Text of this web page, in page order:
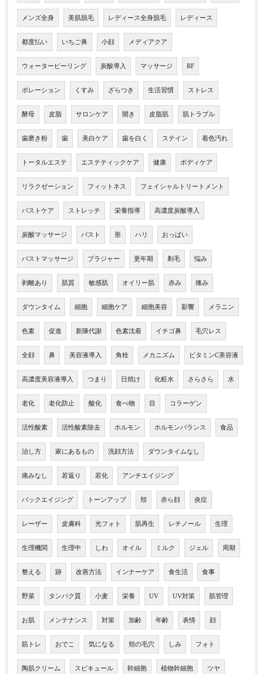
メンズ全身 美肌脱毛 レディース全身脱毛 レディース
都度払い いちご鼻 小顔 メディアクア
ウォーターピーリング 炭酸導入 マッサージ RF
ポレーション くすみ ざらつき 生活習慣 ストレス
酵母 皮脂 サロンケア 開き 皮脂肌 肌トラブル
歯磨き粉 歯 美白ケア 歯を白く ステイン 着色汚れ
トータルエステ エステティックケア 健康 ボディケア
リラクゼーション フィットネス フェイシャルトリートメント
バストケア ストレッチ 栄養指導 高濃度炭酸導入
炭酸マッサージ バスト 形 ハリ おっぱい
バストマッサージ ブラジャー 更年期 剃毛 悩み
剥離あり 肌質 敏感肌 オイリー肌 赤み 痛み
ダウンタイム 細胞 細胞ケア 細胞美容 影響 メラニン
色素 促進 新陳代謝 色素沈着 イチゴ鼻 毛穴レス
全顔 鼻 美容液導入 角栓 メカニズム ビタミンC美容液
高濃度美容液導入 つまり 日焼け 化粧水 さらさら 水
老化 老化防止 酸化 食べ物 目 コラーゲン
活性酸素 活性酸素除去 ホルモン ホルモンバランス 食品
治し方 家にあるもの 洗顔方法 ダウンタイムなし
痛みなし 若返り 若化 アンチエイジング
バックエイジング トーンアップ 頬 赤ら顔 炎症
レーザー 皮膚科 光フォト 肌再生 レチノール 生理
生理機関 生理中 しわ オイル ミルク ジェル 周期
整える 跡 改善方法 インナーケア 食生活 食事
野菜 タンパク質 小麦 栄養 UV UV対策 肌管理
お肌 メンテナンス 対策 加齢 年齢 表情 顔
筋トレ おでこ 気になる 頬の毛穴 しみ フォト
陶肌クリーム スピキュール 幹細胞 植物幹細胞 ツヤ